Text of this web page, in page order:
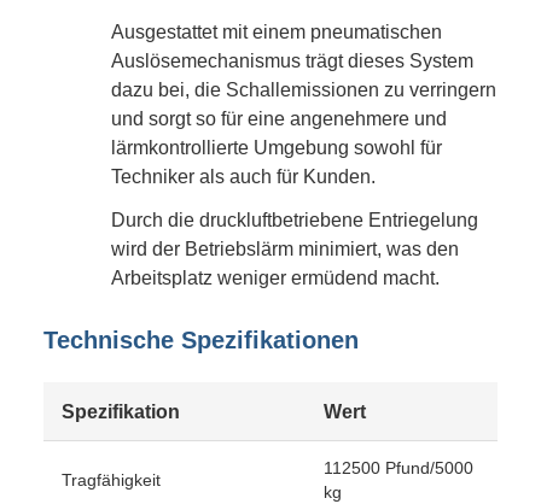
Ausgestattet mit einem pneumatischen
Auslösemechanismus trägt dieses System
dazu bei, die Schallemissionen zu verringern
und sorgt so für eine angenehmere und
lärmkontrollierte Umgebung sowohl für
Techniker als auch für Kunden.
Durch die druckluftbetriebene Entriegelung
wird der Betriebslärm minimiert, was den
Arbeitsplatz weniger ermüdend macht.
Technische Spezifikationen
Spezifikation Wert
Tragfähigkeit
112500 Pfund/5000
kg